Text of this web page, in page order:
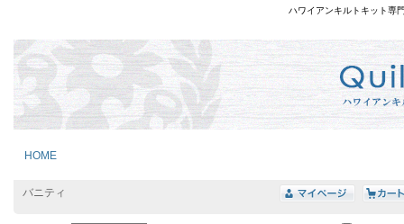
ハワイアンキルトキット専
HOME
バニティ